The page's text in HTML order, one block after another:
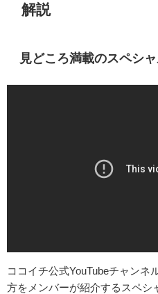
解説
見どころ満載のスペシ
ココイチ公式YouTubeチャンネ
方をメンバーが紹介するスペシ